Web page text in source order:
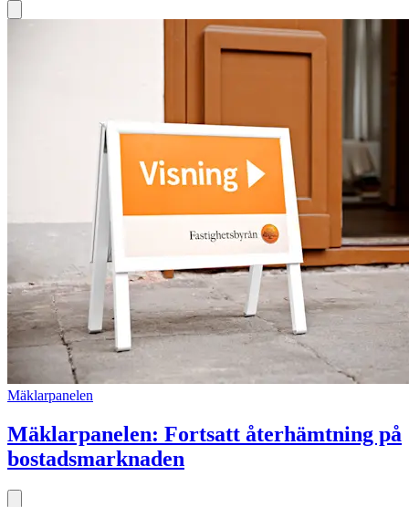
Mäklarpanelen
Mäklarpanelen: Fortsatt återhämtning på
bostadsmarknaden